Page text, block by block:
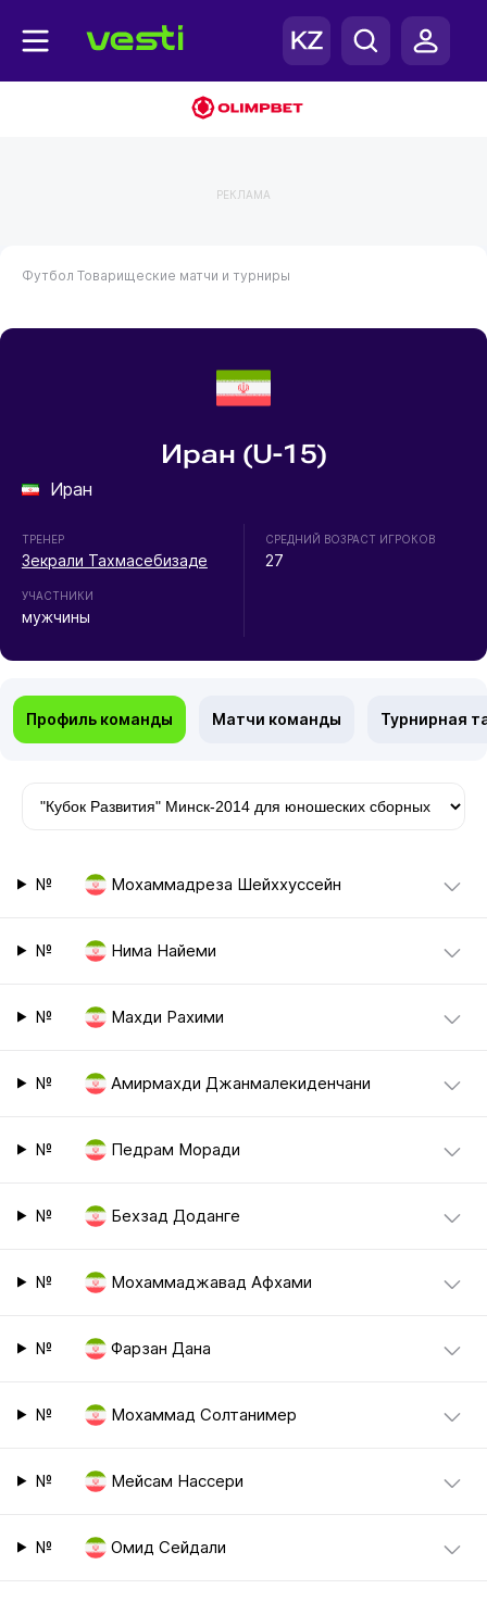
РЕКЛАМА
Футбол Товарищеские матчи и турниры
Иран (U-15)
Иран
ТРЕНЕР
Зекрали Тахмасебизаде
УЧАСТНИКИ
мужчины
СРЕДНИЙ ВОЗРАСТ ИГРОКОВ
27
Профиль команды Матчи команды Турнирная
№ Мохаммадреза Шейххуссейн
№ Нима Найеми
№ Махди Рахими
№ Амирмахди Джанмалекиденчани
№ Педрам Моради
№ Бехзад Доданге
№ Мохаммаджавад Афхами
№ Фарзан Дана
№ Мохаммад Солтанимер
№ Мейсам Нассери
№ Омид Сейдали